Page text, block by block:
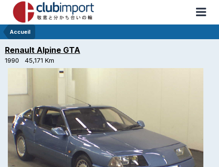
Accueil
Renault Alpine GTA
1990 45,171 Km